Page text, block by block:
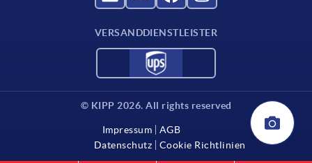
VERSANDDIENSTLEISTER
© KIPP 2026. All rights reserved
Impressum
AGB
Datenschutz
Cookie Richtlinien